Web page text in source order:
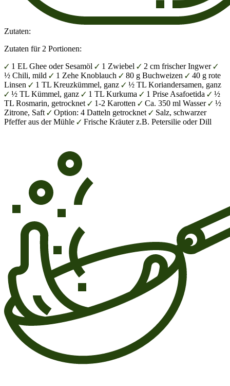
Zutaten:
Zutaten für 2 Portionen:
1 EL Ghee oder Sesamöl
1 Zwiebel
2 cm frischer Ingwer
½ Chili, mild
1 Zehe Knoblauch 80 g Buchweizen
40 g rote
Linsen
1 TL Kreuzkümmel, ganz
½ TL Koriandersamen, ganz
½ TL Kümmel, ganz
1 TL Kurkuma 1 Prise Asafoetida
½
TL Rosmarin, getrocknet
1-2 Karotten Ca. 350 ml Wasser
½
Zitrone, Saft
Option: 4 Datteln getrocknet
Salz, schwarzer
Pfeffer aus der Mühle
Frische Kräuter z.B. Petersilie oder Dill